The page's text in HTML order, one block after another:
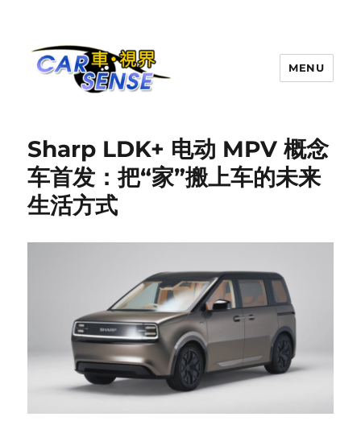
MENU
Sharp LDK+ 电动 MPV 概念
车首发：把“家”搬上车的未来
生活方式